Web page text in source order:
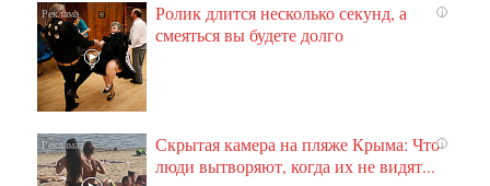
i
Ролик длится несколько секунд, а
смеяться вы будете долго
i
Скрытая камера на пляже Крыма: Что
люди вытворяют, когда их не видят...